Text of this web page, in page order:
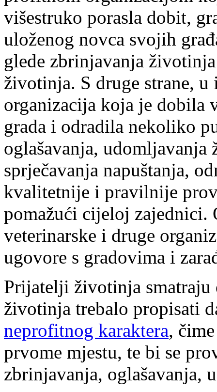
višestruko porasla dobit,
uloženog novca svojih
glede zbrinjavanja
životinja. S druge strane,
organizacija koja je dobila
grada i odradila nekoliko
oglašavanja,
sprječavanja napuštanja,
kvalitetnije i pravilnije
pomažući cijeloj zajednici.
veterinarske i druge
ugovore s gradovima i
Prijatelji životinja smatraju
životinja trebalo propisati
neprofitnog karaktera,
prvome mjestu, te bi se
zbrinjavanja, oglašavanja,